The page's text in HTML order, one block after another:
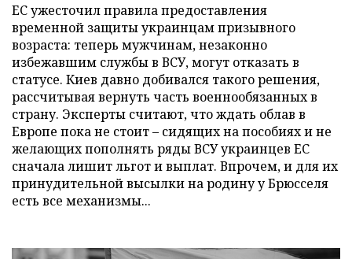
ЕС ужесточил правила предоставления
временной защиты украинцам призывного
возраста: теперь мужчинам, незаконно
избежавшим службы в ВСУ, могут отказать в
статусе. Киев давно добивался такого решения,
рассчитывая вернуть часть военнообязанных в
страну. Эксперты считают, что ждать облав в
Европе пока не стоит – сидящих на пособиях и не
желающих пополнять ряды ВСУ украинцев ЕС
сначала лишит льгот и выплат. Впрочем, и для их
принудительной высылки на родину у Брюсселя
есть все механизмы...